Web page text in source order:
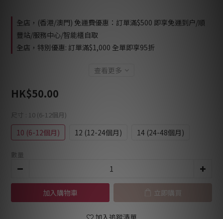
全店，(香港/澳門) 免運費優惠：訂單滿$500 即享免運到户/順
豐站/服務中心/智能櫃自取
全店，特別優惠: 訂單滿$1,000 全單即享95折
查看更多
HK$50.00
尺寸 : 10 (6-12個月)
10 (6-12個月) 12 (12-24個月) 14 (24-48個月)
數量
加入購物車 立即購買
加入追蹤清單